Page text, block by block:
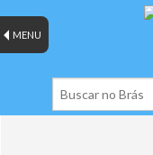
MENU